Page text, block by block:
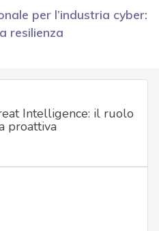
per l’industria cyber:
resilienza
Intelligence: il ruolo
proattiva